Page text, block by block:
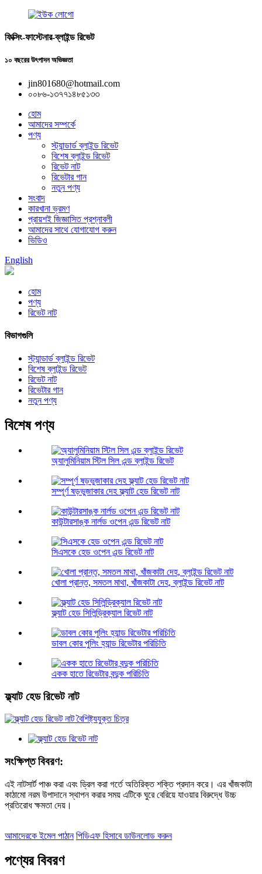
ফিক্সিং-ফাস্টেনার-ব্লাইন্ড রিভেট
১০ বছরের উৎপাদন অভিজ্ঞতা
jin801680@hotmail.com
০০৮৬-১৩৭৭১৪৮৫১৩৩
হোম
আমাদের সম্পর্কে
পণ্য
স্ট্যান্ডার্ড ব্লাইন্ড রিভেট
বিশেষ ব্লাইন্ড রিভেট
রিভেট নাট
রিভেটার গান
নতুন পণ্য
সংবাদ
কারখানা ভ্রমণ
প্রায়শই জিজ্ঞাসিত প্রশ্নাবলী
আমাদের সাথে যোগাযোগ করুন
ভিডিও
English
হোম
পণ্য
রিভেট নাট
বিভাগগুলি
স্ট্যান্ডার্ড ব্লাইন্ড রিভেট
বিশেষ ব্লাইন্ড রিভেট
রিভেট নাট
রিভেটার গান
নতুন পণ্য
বিশেষ পণ্য
অ্যালুমিনিয়াম স্টিল সিল এন্ড ব্লাইন্ড রিভেট
সম্পূর্ণ ষড়ভুজাকার দেহ ফ্ল্যাট হেড রিভেট নাট
কাউন্টারসাঙ্ক নার্লড ওপেন এন্ড রিভেট নাট
সিএসকে হেড ওপেন এন্ড রিভেট নাট
খোলা প্রান্ত, সমতল মাথা, খাঁজকাটা দেহ, ব্লাইন্ড রিভেট নাট
ফ্ল্যাট হেড সিলিন্ড্রিক্যাল রিভেট নাট
ডাবল কোর পুলিং হ্যান্ড রিভেটার পরিচিতি
একক হাতে রিভেটার বন্দুক পরিচিতি
ফ্ল্যাট হেড রিভেট নাট
সংক্ষিপ্ত বিবরণ:
এই নাটসার্ট পাঞ্চ করা এবং ড্রিল করা গর্তে অতিরিক্ত শক্তি প্রদান করে। এর খাঁজকাটা
কাঠামো নরম উপাদানে স্থাপন করার সময় এটিকে ঘুরে বেরিয়ে যাওয়ার বিরুদ্ধে উচ্চ
প্রতিরোধ ক্ষমতা দেয়।
আমাদেরকে ইমেল পাঠান পিডিএফ হিসাবে ডাউনলোড করুন
পণ্যের বিবরণ